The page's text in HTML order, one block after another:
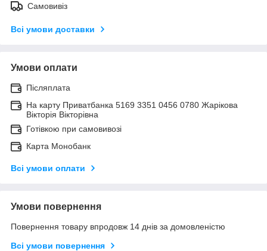
Самовивіз
Всі умови доставки
Умови оплати
Післяплата
На карту Приватбанка 5169 3351 0456 0780 Жарікова
Вікторія Вікторівна
Готівкою при самовивозі
Карта Монобанк
Всі умови оплати
Умови повернення
Повернення товару впродовж 14 днів за домовленістю
Всі умови повернення